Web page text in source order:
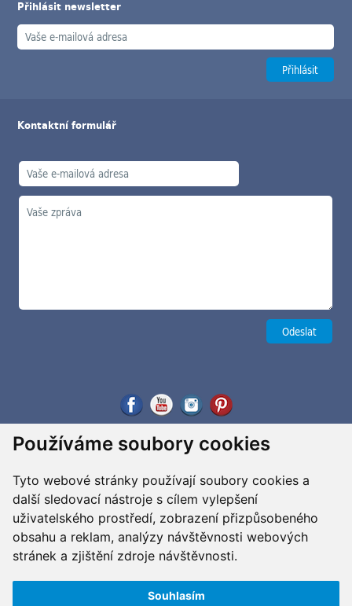
Používáme soubory cookies
Tyto webové stránky používají soubory cookies a
další sledovací nástroje s cílem vylepšení
uživatelského prostředí, zobrazení přizpůsobeného
obsahu a reklam, analýzy návštěvnosti webových
stránek a zjištění zdroje návštěvnosti.
Souhlasím
Přihlásit newsletter
Kontaktní formulář